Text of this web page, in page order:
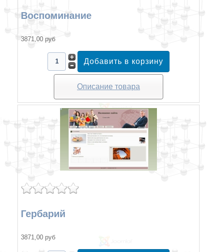
Воспоминание
3871,00 руб
Описание товара
Гербарий
3871,00 руб